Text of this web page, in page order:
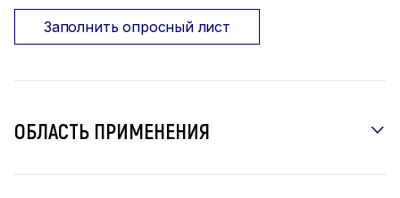
Заполнить опросный лист
ОБЛАСТЬ ПРИМЕНЕНИЯ